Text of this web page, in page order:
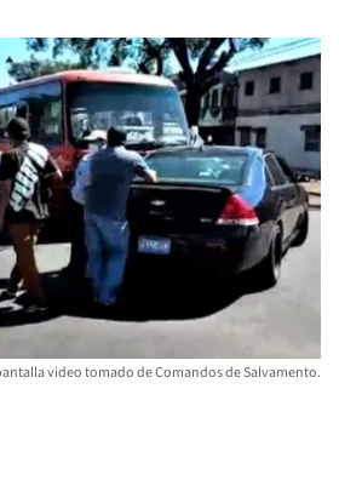
video tomado de Comandos de Salvamento.